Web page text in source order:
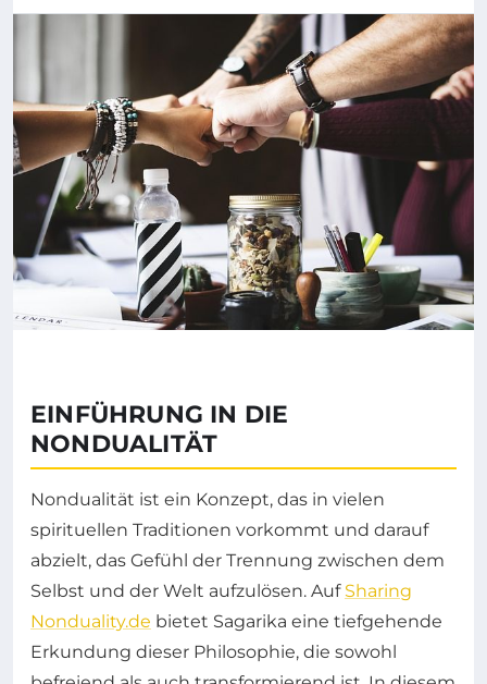
EINFÜHRUNG IN DIE
NONDUALITÄT
Nondualität ist ein Konzept, das in vielen
spirituellen Traditionen vorkommt und darauf
abzielt, das Gefühl der Trennung zwischen dem
Selbst und der Welt aufzulösen. Auf Sharing
Nonduality.de bietet Sagarika eine tiefgehende
Erkundung dieser Philosophie, die sowohl